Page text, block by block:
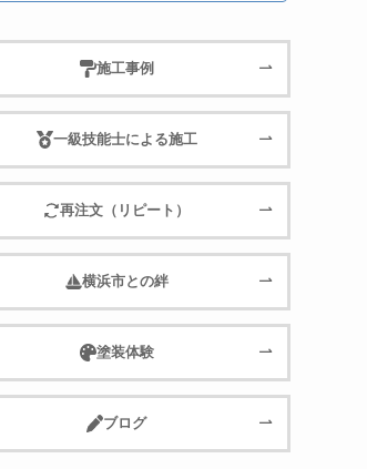
施工事例
一級技能士による施工
再注文（リピート）
横浜市との絆
塗装体験
ブログ